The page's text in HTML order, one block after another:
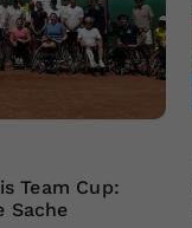
Team Cup:
Sache